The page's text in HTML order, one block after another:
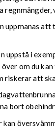
uppmanas att
uppstå i
om du
riskerar att
bort
kan